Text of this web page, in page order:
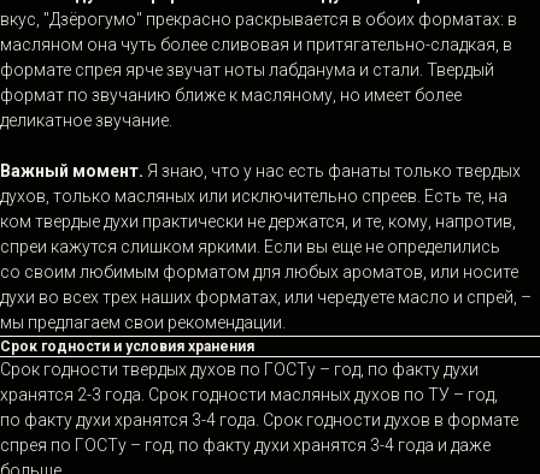
вкус, "Дзёрогумо" прекрасно раскрывается в обоих форматах: в
масляном она чуть более сливовая и притягательно-сладкая, в
формате спрея ярче звучат ноты лабданума и стали. Твердый
формат по звучанию ближе к масляному, но имеет более
деликатное звучание.
Важный момент. Я знаю, что у нас есть фанаты только твердых
духов, только масляных или исключительно спреев. Есть те, на
ком твердые духи практически не держатся, и те, кому, напротив,
спреи кажутся слишком яркими. Если вы еще не определились
со своим любимым форматом для любых ароматов, или носите
духи во всех трех наших форматах, или чередуете масло и спрей, –
мы предлагаем свои рекомендации.
Срок годности и условия хранения
Срок годности твердых духов по ГОСТу – год, по факту духи
хранятся 2-3 года. Срок годности масляных духов по ТУ – год,
по факту духи хранятся 3-4 года. Срок годности духов в формате
спрея по ГОСТу – год, по факту духи хранятся 3-4 года и даже
больше.